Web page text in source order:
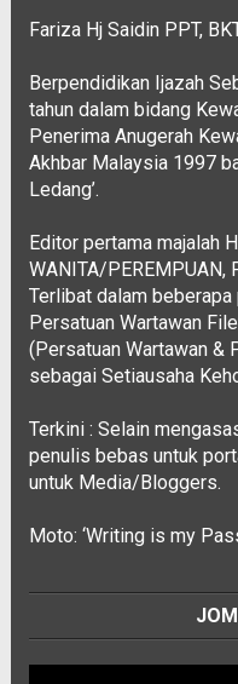
Fariza Hj Saidin PPT,
Berpendidikan Ijazah
tahun dalam bidang
Penerima Anugerah
Akhbar Malaysia 1997
Ledang’.
Editor pertama majalah
WANITA/PEREMPUAN,
Terlibat dalam
Persatuan Wartawan
(Persatuan Wartawan &
sebagai Setiausaha
Terkini : Selain
penulis bebas untuk
untuk Media/Bloggers.
Moto: ‘Writing is my